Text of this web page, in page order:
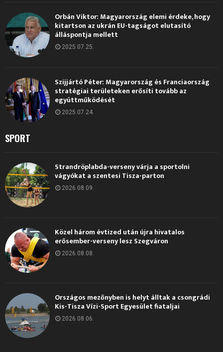
Orbán Viktor: Magyarország elemi érdeke, hogy
kitartson az ukrán EU-tagságot elutasító
álláspontja mellett
2025.07.25.
Szijjártó Péter: Magyarország és Franciaország
stratégiai területeken erősíti tovább az
együttműködését
2025.07.24.
SPORT
Strandröplabda-verseny várja a sportolni
vágyókat a szentesi Tisza-parton
2026.08.09.
Közel három évtized után újra hivatalos
erősember-verseny lesz Szegváron
2026.08.08.
Országos mezőnyben is helyt álltak a csongrádi
Kis-Tisza Vízi-Sport Egyesület fiataljai
2026.08.06.